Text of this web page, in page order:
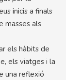
inicis a finals
masses als
els hàbits de
els viatges i la
una reflexió